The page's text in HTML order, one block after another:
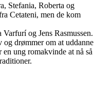
Stefania, Roberta og
Cetateni, men de kom
og Jens Rasmussen.
og drømmer om at uddanne
ung romakvinde at nå så